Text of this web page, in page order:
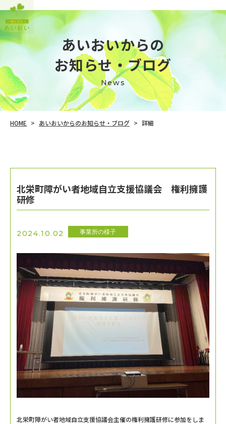
あいおいからの
​​​​​​​お知らせ・ブログ
News
HOME > あいおいからのお知らせ・ブログ > 詳細
北栄町障がい者地域自立支援協議会 権利擁護
研修
2024.10.02 事業所の様子
北栄町障がい者地域自立支援協議会主催の権利擁護研修に参加をしま